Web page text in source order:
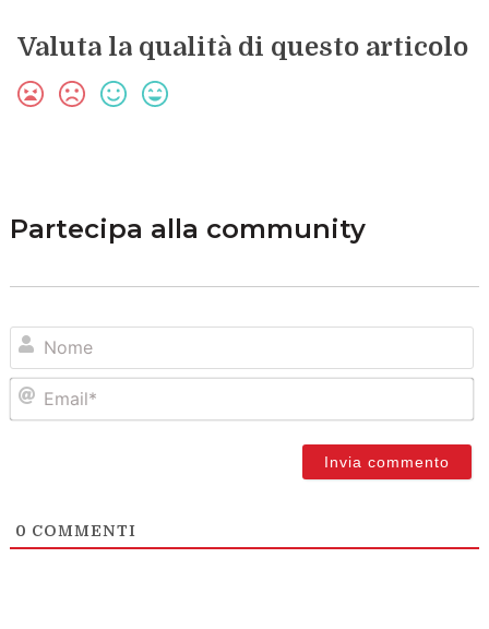
Valuta la qualità di questo articolo
Partecipa alla community
0 COMMENTI